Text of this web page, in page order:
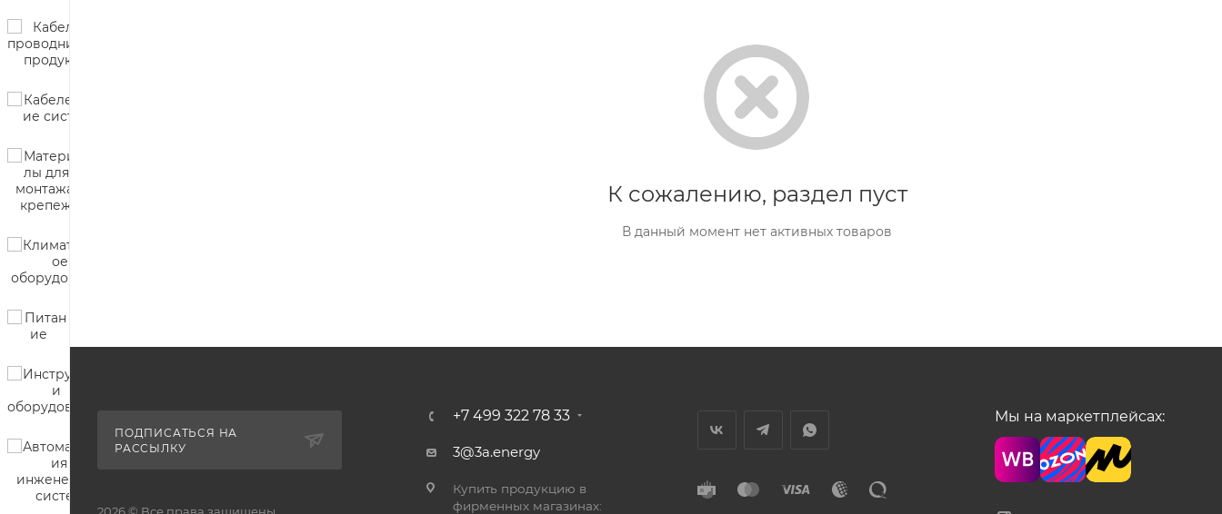
К сожалению, раздел пуст
В данный момент нет активных товаров
ПОДПИСАТЬСЯ НА
РАССЫЛКУ
+7 499 322 78 33
3@3a.energy
Купить продукцию в
фирменных магазинах:
Мы на маркетплейсах: